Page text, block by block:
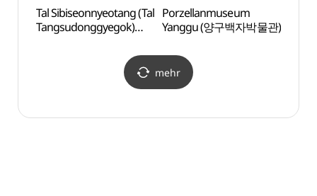
Tal Sibiseonnyeotang (Tal
Tangsudonggyegok)
Porzellanmuseum
Yanggu (양구백자박물관)
mehr